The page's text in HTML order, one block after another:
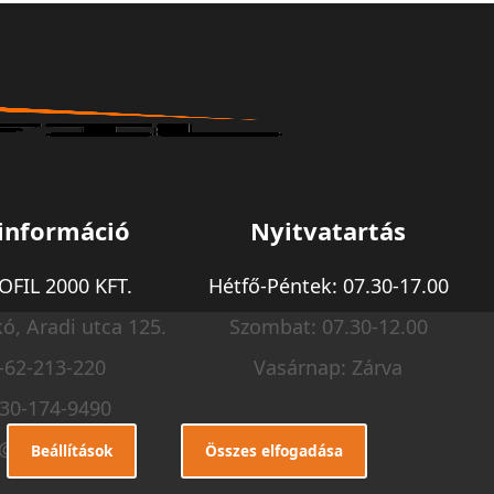
2000 KFT.
Aradi utca 125.
62-213-220
174-9490
profil.hu
Nyitvatartás
Hétfő-Péntek: 07.30-17.00
Szombat: 07.30-12.00
Vasárnap: Zárva
Beállítások Összes elfogadása